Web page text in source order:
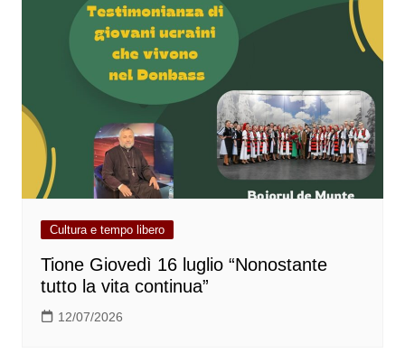
Cultura e tempo libero
Tione Giovedì 16 luglio “Nonostante
tutto la vita continua”
12/07/2026